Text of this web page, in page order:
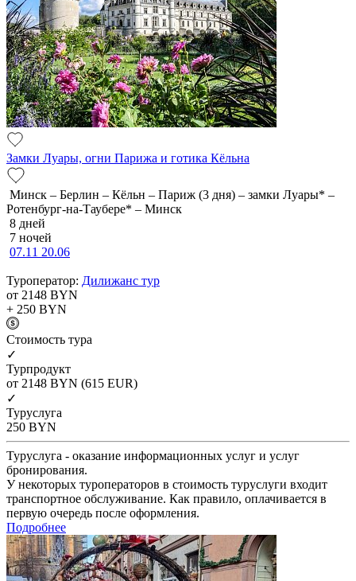
Замки Луары, огни Парижа и готика Кёльна
Минск – Берлин – Кёльн – Париж (3 дня) – замки Луары* –
Ротенбург-на-Таубере* – Минск
8 дней
7 ночей
07.11 20.06
Туроператор: Дилижанс тур
от 2148 BYN
+ 250 BYN
Cтоимость тура
✓
Турпродукт
от 2148 BYN (615 EUR)
✓
Туруслуга
250 BYN
Туруслуга - оказание информационных услуг и услуг
бронирования.
У некоторых туроператоров в стоимость туруслуги входит
транспортное обслуживание. Как правило, оплачивается в
первую очередь после оформления.
Подробнее